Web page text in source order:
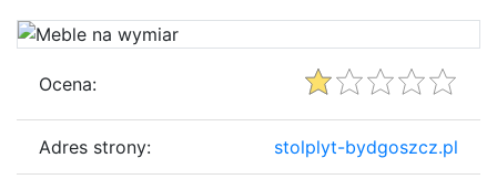
Ocena:
Adres strony: stolplyt-bydgoszcz.pl